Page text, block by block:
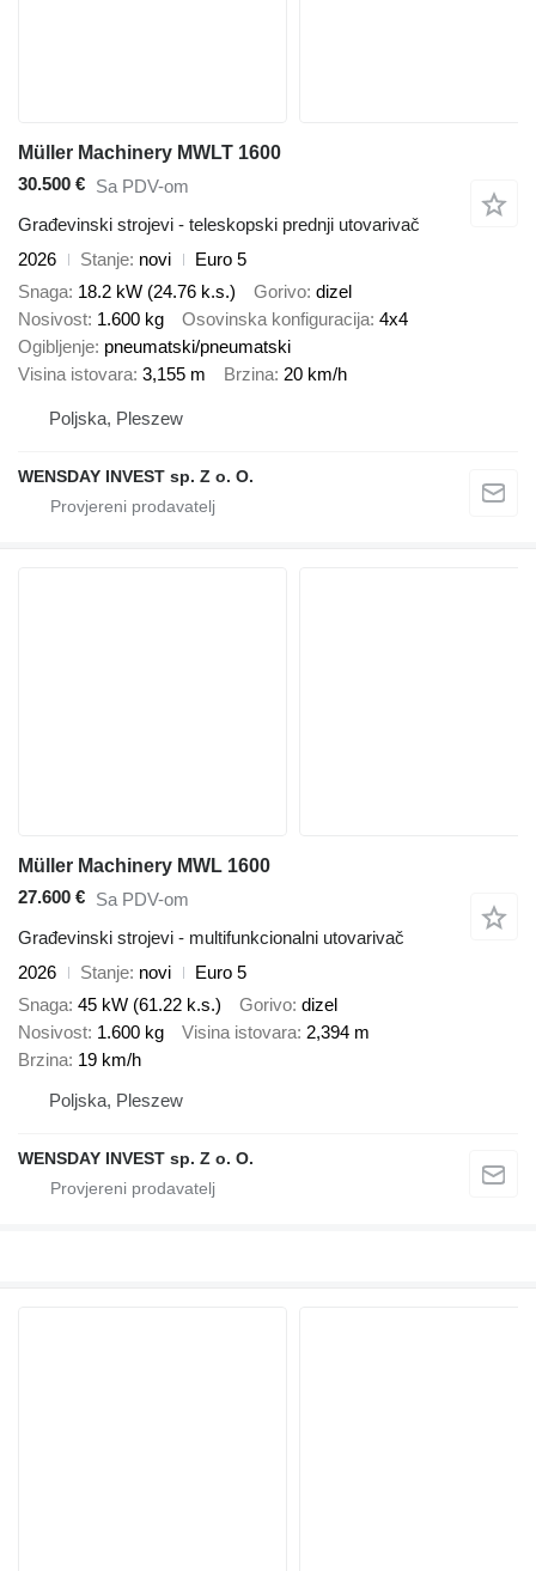
Müller Machinery MWLT 1600
30.500 € Sa PDV-om
Građevinski strojevi - teleskopski prednji utovarivač
2026
Stanje novi
Euro 5
Snaga 18.2 kW (24.76 k.s.) Gorivo dizel
Nosivost 1.600 kg Osovinska konfiguracija 4x4
Ogibljenje pneumatski/pneumatski
Visina istovara 3,155 m Brzina 20 km/h
Poljska, Pleszew
WENSDAY INVEST sp. Z o. O.
Müller Machinery MWL 1600
27.600 € Sa PDV-om
Građevinski strojevi - multifunkcionalni utovarivač
2026
Stanje novi
Euro 5
Snaga 45 kW (61.22 k.s.) Gorivo dizel
Nosivost 1.600 kg Visina istovara 2,394 m
Brzina 19 km/h
Poljska, Pleszew
WENSDAY INVEST sp. Z o. O.